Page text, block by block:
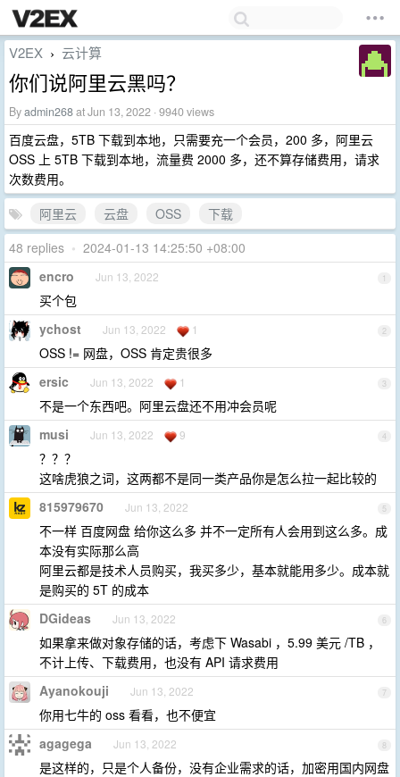
V2EX › 云计算
你们说阿里云黑吗？
Byadmin268at Jun 13, 2022 · 9940 views
百度云盘，5TB 下载到本地，只需要充一个会员，200 多，阿里云
OSS 上 5TB 下载到本地，流量费 2000 多，还不算存储费用，请求
次数费用。
阿里云
云盘 OSS
下载
48 replies • 2024-01-13 14:25:50 +08:00
1
encro Jun 13, 2022
买个包
2
ychost Jun 13, 2022 1
OSS != 网盘，OSS 肯定贵很多
3
ersic Jun 13, 2022 1
不是一个东西吧。阿里云盘还不用冲会员呢
4
musi Jun 13, 2022 9
？？？
这啥虎狼之词，这两都不是同一类产品你是怎么拉一起比较的
5
815979670 Jun 13, 2022
不一样 百度网盘 给你这么多 并不一定所有人会用到这么多。成
本没有实际那么高
阿里云都是技术人员购买，我买多少，基本就能用多少。成本就
是购买的 5T 的成本
6
DGideas Jun 13, 2022
如果拿来做对象存储的话，考虑下 Wasabi ，5.99 美元 /TB ，
不计上传、下载费用，也没有 API 请求费用
7
Ayanokouji Jun 13, 2022
你用七牛的 oss 看看，也不便宜
8
agagega Jun 13, 2022
是这样的，只是个人备份，没有企业需求的话，加密用国内网盘